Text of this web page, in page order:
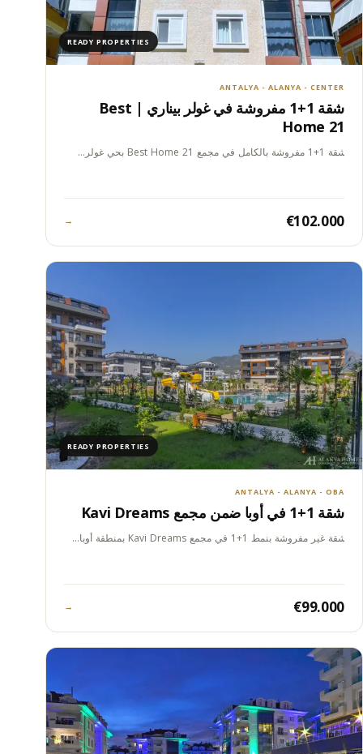
READY PROPERTIES
ANTALYA - ALANYA - CENTER
شقة 1+1 مفروشة في غولر بيناري | Best
Home 21
شقة 1+1 مفروشة بالكامل في مجمع Best Home 21 بحي غولر…
€102.000
→
READY PROPERTIES
ANTALYA - ALANYA - OBA
شقة 1+1 في أوبا ضمن مجمع Kavi Dreams
شقة غير مفروشة بنمط 1+1 في مجمع Kavi Dreams بمنطقة أوبا…
€99.000
→